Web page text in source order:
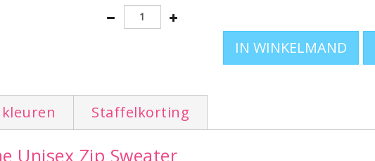
Ook verkrijgbaar in specifiek dames model
Staffelkorting
Unisex Zip Sweater